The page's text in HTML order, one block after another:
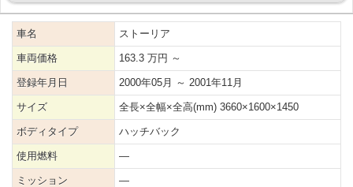
車名 ストーリア
車両価格 163.3 万円 ～
登録年月日 2000年05月 ～ 2001年11月
サイズ 全長×全幅×全高(mm) 3660×1600×1450
ボディタイプ ハッチバック
使用燃料 ―
ミッション ―